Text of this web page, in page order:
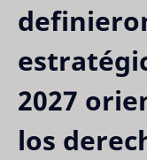
2027
los